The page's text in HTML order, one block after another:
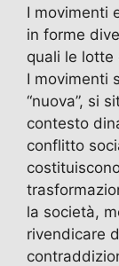
I movimenti
in forme
quali le lotte
I movimenti
“nuova”, si
contesto
conflitto
la società,
rivendicare